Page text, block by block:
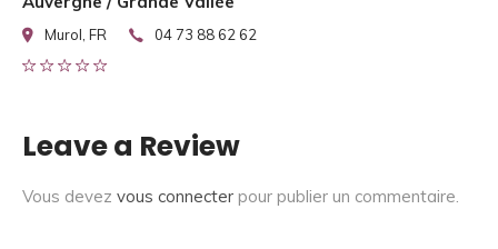
Murol, FR 04 73 88 62 62
Leave a Review
Vous devez vous connecter pour publier un commentaire.